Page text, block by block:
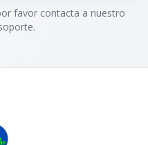
favor contacta a nuestro